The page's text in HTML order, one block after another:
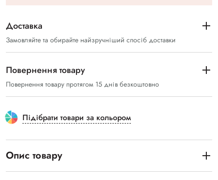
Доставка
Замовляйте та обирайте найзручніший спосіб доставки
Повернення товару
Повернення товару протягом 15 днів безкоштовно
Підібрати товари за кольором
Опис товару